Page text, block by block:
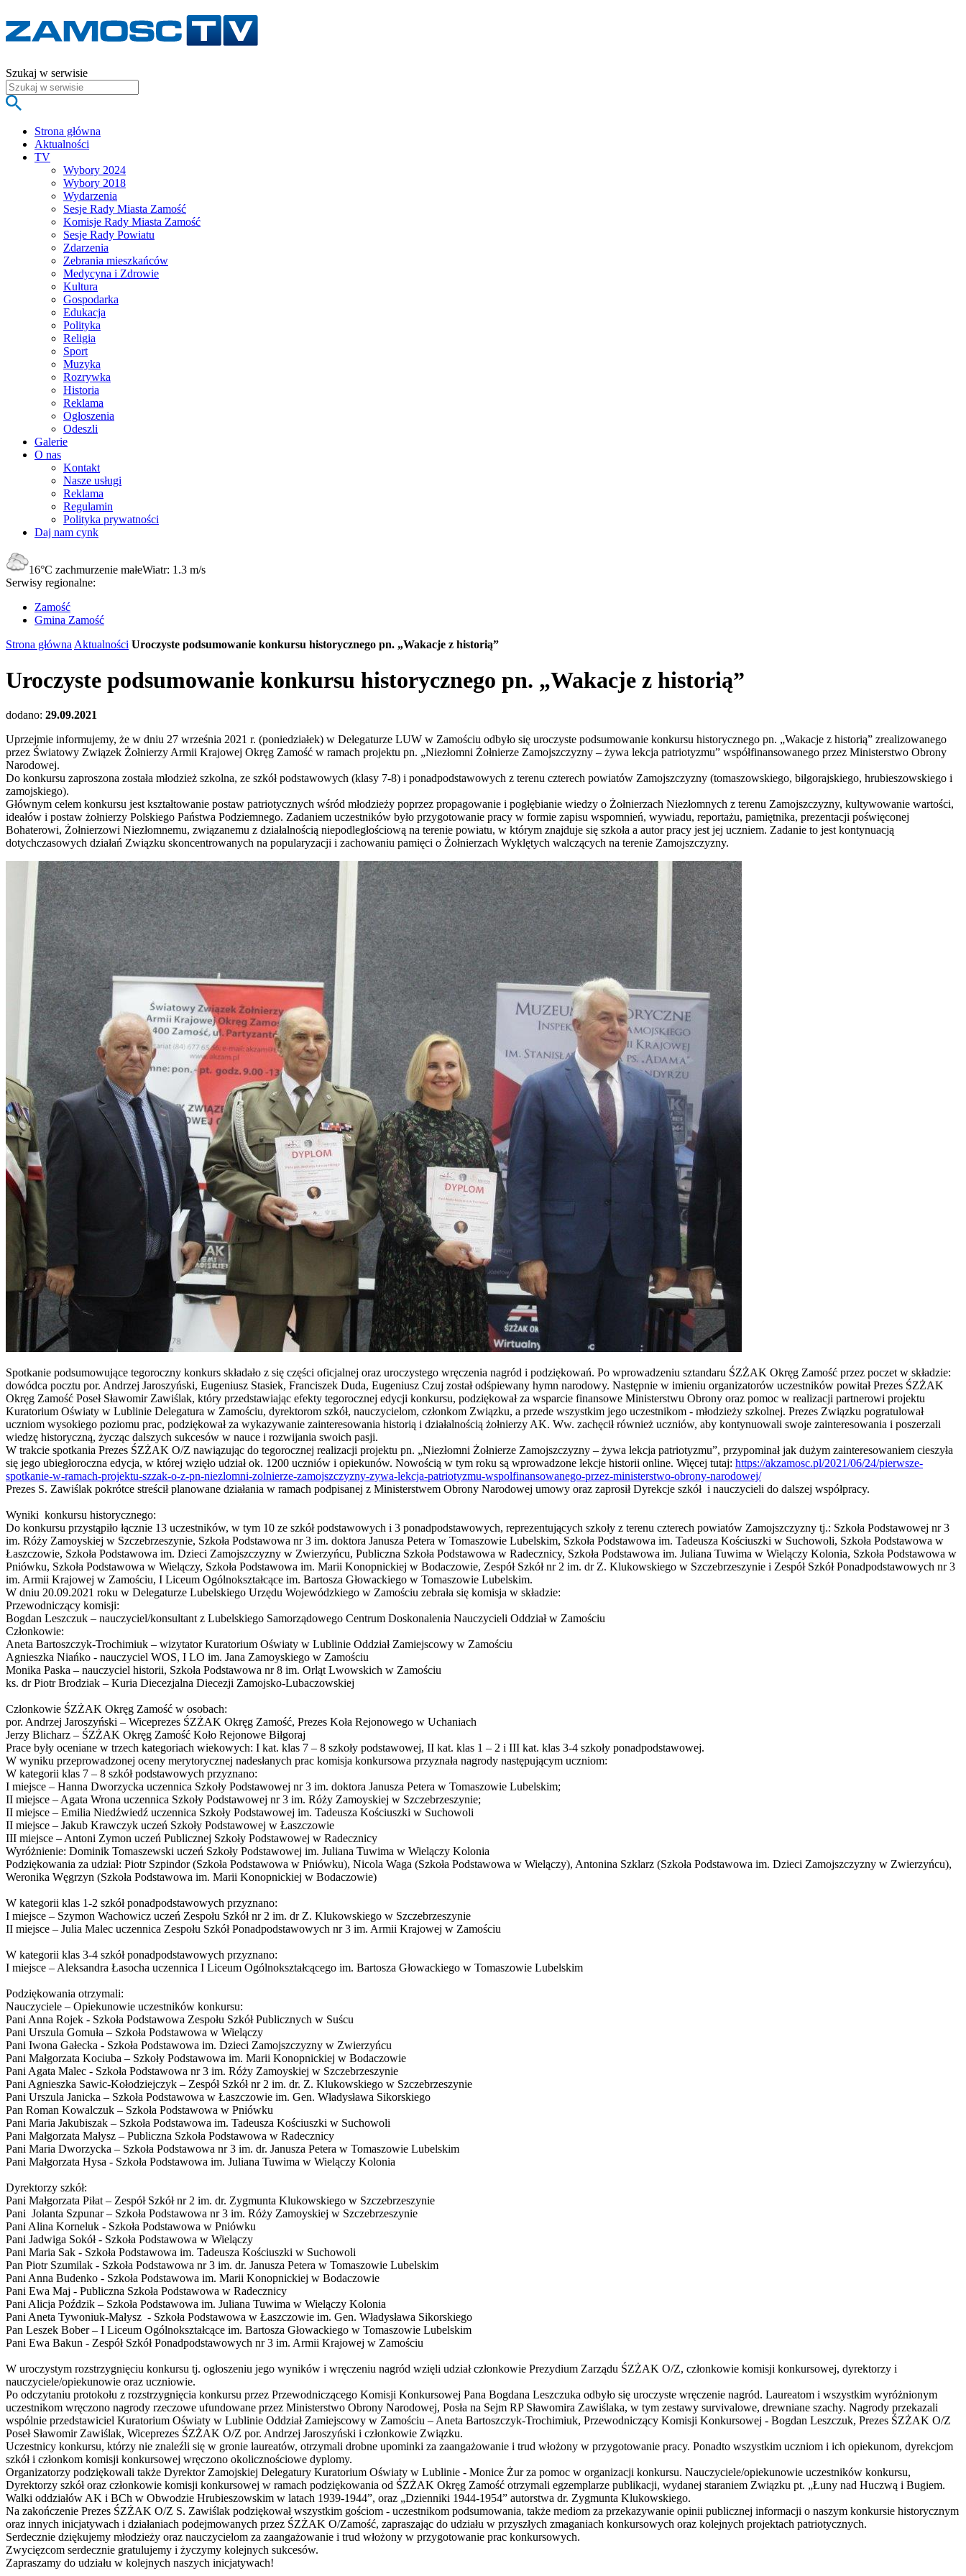
Szukaj w serwisie
Strona główna
Aktualności
TV
Wybory 2024
Wybory 2018
Wydarzenia
Sesje Rady Miasta Zamość
Komisje Rady Miasta Zamość
Sesje Rady Powiatu
Zdarzenia
Zebrania mieszkańców
Medycyna i Zdrowie
Kultura
Gospodarka
Edukacja
Polityka
Religia
Sport
Muzyka
Rozrywka
Historia
Reklama
Ogłoszenia
Odeszli
Galerie
O nas
Kontakt
Nasze usługi
Reklama
Regulamin
Polityka prywatności
Daj nam cynk
16°C zachmurzenie małeWiatr: 1.3 m/s
Serwisy regionalne:
Zamość
Gmina Zamość
Strona główna Aktualności Uroczyste podsumowanie konkursu historycznego pn. „Wakacje z historią”
Uroczyste podsumowanie konkursu historycznego pn. „Wakacje z historią”
dodano: 29.09.2021
Uprzejmie informujemy, że w dniu 27 września 2021 r. (poniedziałek) w Delegaturze LUW w Zamościu odbyło się uroczyste podsumowanie konkursu historycznego pn. „Wakacje z historią” zrealizowanego
przez Światowy Związek Żołnierzy Armii Krajowej Okręg Zamość w ramach projektu pn. „Niezłomni Żołnierze Zamojszczyzny – żywa lekcja patriotyzmu” współfinansowanego przez Ministerstwo Obrony
Narodowej.
Do konkursu zaproszona została młodzież szkolna, ze szkół podstawowych (klasy 7-8) i ponadpodstawowych z terenu czterech powiatów Zamojszczyzny (tomaszowskiego, biłgorajskiego, hrubieszowskiego i
zamojskiego).
Głównym celem konkursu jest kształtowanie postaw patriotycznych wśród młodzieży poprzez propagowanie i pogłębianie wiedzy o Żołnierzach Niezłomnych z terenu Zamojszczyzny, kultywowanie wartości,
ideałów i postaw żołnierzy Polskiego Państwa Podziemnego. Zadaniem uczestników było przygotowanie pracy w formie zapisu wspomnień, wywiadu, reportażu, pamiętnika, prezentacji poświęconej
Bohaterowi, Żołnierzowi Niezłomnemu, związanemu z działalnością niepodległościową na terenie powiatu, w którym znajduje się szkoła a autor pracy jest jej uczniem. Zadanie to jest kontynuacją
dotychczasowych działań Związku skoncentrowanych na popularyzacji i zachowaniu pamięci o Żołnierzach Wyklętych walczących na terenie Zamojszczyzny.
Spotkanie podsumowujące tegoroczny konkurs składało z się części oficjalnej oraz uroczystego wręczenia nagród i podziękowań. Po wprowadzeniu sztandaru ŚZŻAK Okręg Zamość przez poczet w składzie:
dowódca pocztu por. Andrzej Jaroszyński, Eugeniusz Stasiek, Franciszek Duda, Eugeniusz Czuj został odśpiewany hymn narodowy. Następnie w imieniu organizatorów uczestników powitał Prezes ŚZŻAK
Okręg Zamość Poseł Sławomir Zawiślak, który przedstawiając efekty tegorocznej edycji konkursu, podziękował za wsparcie finansowe Ministerstwu Obrony oraz pomoc w realizacji partnerowi projektu
Kuratorium Oświaty w Lublinie Delegatura w Zamościu, dyrektorom szkół, nauczycielom, członkom Związku, a przede wszystkim jego uczestnikom - młodzieży szkolnej. Prezes Związku pogratulował
uczniom wysokiego poziomu prac, podziękował za wykazywanie zainteresowania historią i działalnością żołnierzy AK. Ww. zachęcił również uczniów, aby kontynuowali swoje zainteresowania i poszerzali
wiedzę historyczną, życząc dalszych sukcesów w nauce i rozwijania swoich pasji.
W trakcie spotkania Prezes ŚZŻAK O/Z nawiązując do tegorocznej realizacji projektu pn. „Niezłomni Żołnierze Zamojszczyzny – żywa lekcja patriotyzmu”, przypominał jak dużym zainteresowaniem cieszyła
się jego ubiegłoroczna edycja, w której wzięło udział ok. 1200 uczniów i opiekunów. Nowością w tym roku są wprowadzone lekcje historii online. Więcej tutaj: https://akzamosc.pl/2021/06/24/pierwsze-
spotkanie-w-ramach-projektu-szzak-o-z-pn-niezlomni-zolnierze-zamojszczyzny-zywa-lekcja-patriotyzmu-wspolfinansowanego-przez-ministerstwo-obrony-narodowej/
Prezes S. Zawiślak pokrótce streścił planowane działania w ramach podpisanej z Ministerstwem Obrony Narodowej umowy oraz zaprosił Dyrekcje szkół i nauczycieli do dalszej współpracy.
Wyniki konkursu historycznego:
Do konkursu przystąpiło łącznie 13 uczestników, w tym 10 ze szkół podstawowych i 3 ponadpodstawowych, reprezentujących szkoły z terenu czterech powiatów Zamojszczyzny tj.: Szkoła Podstawowej nr 3
im. Róży Zamoyskiej w Szczebrzeszynie, Szkoła Podstawowa nr 3 im. doktora Janusza Petera w Tomaszowie Lubelskim, Szkoła Podstawowa im. Tadeusza Kościuszki w Suchowoli, Szkoła Podstawowa w
Łaszczowie, Szkoła Podstawowa im. Dzieci Zamojszczyzny w Zwierzyńcu, Publiczna Szkoła Podstawowa w Radecznicy, Szkoła Podstawowa im. Juliana Tuwima w Wielączy Kolonia, Szkoła Podstawowa w
Pniówku, Szkoła Podstawowa w Wielączy, Szkoła Podstawowa im. Marii Konopnickiej w Bodaczowie, Zespół Szkół nr 2 im. dr Z. Klukowskiego w Szczebrzeszynie i Zespół Szkół Ponadpodstawowych nr 3
im. Armii Krajowej w Zamościu, I Liceum Ogólnokształcące im. Bartosza Głowackiego w Tomaszowie Lubelskim.
W dniu 20.09.2021 roku w Delegaturze Lubelskiego Urzędu Wojewódzkiego w Zamościu zebrała się komisja w składzie:
Przewodniczący komisji:
Bogdan Leszczuk – nauczyciel/konsultant z Lubelskiego Samorządowego Centrum Doskonalenia Nauczycieli Oddział w Zamościu
Członkowie:
Aneta Bartoszczyk-Trochimiuk – wizytator Kuratorium Oświaty w Lublinie Oddział Zamiejscowy w Zamościu
Agnieszka Niańko - nauczyciel WOS, I LO im. Jana Zamoyskiego w Zamościu
Monika Paska – nauczyciel historii, Szkoła Podstawowa nr 8 im. Orląt Lwowskich w Zamościu
ks. dr Piotr Brodziak – Kuria Diecezjalna Diecezji Zamojsko-Lubaczowskiej
Członkowie ŚZŻAK Okręg Zamość w osobach:
por. Andrzej Jaroszyński – Wiceprezes ŚZŻAK Okręg Zamość, Prezes Koła Rejonowego w Uchaniach
Jerzy Blicharz – ŚZŻAK Okręg Zamość Koło Rejonowe Biłgoraj
Prace były oceniane w trzech kategoriach wiekowych: I kat. klas 7 – 8 szkoły podstawowej, II kat. klas 1 – 2 i III kat. klas 3-4 szkoły ponadpodstawowej.
W wyniku przeprowadzonej oceny merytorycznej nadesłanych prac komisja konkursowa przyznała nagrody następującym uczniom:
W kategorii klas 7 – 8 szkół podstawowych przyznano:
I miejsce – Hanna Dworzycka uczennica Szkoły Podstawowej nr 3 im. doktora Janusza Petera w Tomaszowie Lubelskim;
II miejsce – Agata Wrona uczennica Szkoły Podstawowej nr 3 im. Róży Zamoyskiej w Szczebrzeszynie;
II miejsce – Emilia Niedźwiedź uczennica Szkoły Podstawowej im. Tadeusza Kościuszki w Suchowoli
II miejsce – Jakub Krawczyk uczeń Szkoły Podstawowej w Łaszczowie
III miejsce – Antoni Zymon uczeń Publicznej Szkoły Podstawowej w Radecznicy
Wyróżnienie: Dominik Tomaszewski uczeń Szkoły Podstawowej im. Juliana Tuwima w Wielączy Kolonia
Podziękowania za udział: Piotr Szpindor (Szkoła Podstawowa w Pniówku), Nicola Waga (Szkoła Podstawowa w Wielączy), Antonina Szklarz (Szkoła Podstawowa im. Dzieci Zamojszczyzny w Zwierzyńcu),
Weronika Węgrzyn (Szkoła Podstawowa im. Marii Konopnickiej w Bodaczowie)
W kategorii klas 1-2 szkół ponadpodstawowych przyznano:
I miejsce – Szymon Wachowicz uczeń Zespołu Szkół nr 2 im. dr Z. Klukowskiego w Szczebrzeszynie
II miejsce – Julia Malec uczennica Zespołu Szkół Ponadpodstawowych nr 3 im. Armii Krajowej w Zamościu
W kategorii klas 3-4 szkół ponadpodstawowych przyznano:
I miejsce – Aleksandra Łasocha uczennica I Liceum Ogólnokształcącego im. Bartosza Głowackiego w Tomaszowie Lubelskim
Podziękowania otrzymali:
Nauczyciele – Opiekunowie uczestników konkursu:
Pani Anna Rojek - Szkoła Podstawowa Zespołu Szkół Publicznych w Suścu
Pani Urszula Gomuła – Szkoła Podstawowa w Wielączy
Pani Iwona Gałecka - Szkoła Podstawowa im. Dzieci Zamojszczyzny w Zwierzyńcu
Pani Małgorzata Kociuba – Szkoły Podstawowa im. Marii Konopnickiej w Bodaczowie
Pani Agata Malec - Szkoła Podstawowa nr 3 im. Róży Zamoyskiej w Szczebrzeszynie
Pani Agnieszka Sawic-Kołodziejczyk – Zespół Szkół nr 2 im. dr. Z. Klukowskiego w Szczebrzeszynie
Pani Urszula Janicka – Szkoła Podstawowa w Łaszczowie im. Gen. Władysława Sikorskiego
Pan Roman Kowalczuk – Szkoła Podstawowa w Pniówku
Pani Maria Jakubiszak – Szkoła Podstawowa im. Tadeusza Kościuszki w Suchowoli
Pani Małgorzata Małysz – Publiczna Szkoła Podstawowa w Radecznicy
Pani Maria Dworzycka – Szkoła Podstawowa nr 3 im. dr. Janusza Petera w Tomaszowie Lubelskim
Pani Małgorzata Hysa - Szkoła Podstawowa im. Juliana Tuwima w Wielączy Kolonia
Dyrektorzy szkół:
Pani Małgorzata Piłat – Zespół Szkół nr 2 im. dr. Zygmunta Klukowskiego w Szczebrzeszynie
Pani Jolanta Szpunar – Szkoła Podstawowa nr 3 im. Róży Zamoyskiej w Szczebrzeszynie
Pani Alina Korneluk - Szkoła Podstawowa w Pniówku
Pani Jadwiga Sokół - Szkoła Podstawowa w Wielączy
Pani Maria Sak - Szkoła Podstawowa im. Tadeusza Kościuszki w Suchowoli
Pan Piotr Szumilak - Szkoła Podstawowa nr 3 im. dr. Janusza Petera w Tomaszowie Lubelskim
Pani Anna Budenko - Szkoła Podstawowa im. Marii Konopnickiej w Bodaczowie
Pani Ewa Maj - Publiczna Szkoła Podstawowa w Radecznicy
Pani Alicja Poździk – Szkoła Podstawowa im. Juliana Tuwima w Wielączy Kolonia
Pani Aneta Tywoniuk-Małysz - Szkoła Podstawowa w Łaszczowie im. Gen. Władysława Sikorskiego
Pan Leszek Bober – I Liceum Ogólnokształcące im. Bartosza Głowackiego w Tomaszowie Lubelskim
Pani Ewa Bakun - Zespół Szkół Ponadpodstawowych nr 3 im. Armii Krajowej w Zamościu
W uroczystym rozstrzygnięciu konkursu tj. ogłoszeniu jego wyników i wręczeniu nagród wzięli udział członkowie Prezydium Zarządu ŚZŻAK O/Z, członkowie komisji konkursowej, dyrektorzy i
nauczyciele/opiekunowie oraz uczniowie.
Po odczytaniu protokołu z rozstrzygnięcia konkursu przez Przewodniczącego Komisji Konkursowej Pana Bogdana Leszczuka odbyło się uroczyste wręczenie nagród. Laureatom i wszystkim wyróżnionym
uczestnikom wręczono nagrody rzeczowe ufundowane przez Ministerstwo Obrony Narodowej, Posła na Sejm RP Sławomira Zawiślaka, w tym zestawy survivalowe, drewniane szachy. Nagrody przekazali
wspólnie przedstawiciel Kuratorium Oświaty w Lublinie Oddział Zamiejscowy w Zamościu – Aneta Bartoszczyk-Trochimiuk, Przewodniczący Komisji Konkursowej - Bogdan Leszczuk, Prezes ŚZŻAK O/Z
Poseł Sławomir Zawiślak, Wiceprezes ŚZŻAK O/Z por. Andrzej Jaroszyński i członkowie Związku.
Uczestnicy konkursu, którzy nie znaleźli się w gronie laureatów, otrzymali drobne upominki za zaangażowanie i trud włożony w przygotowanie pracy. Ponadto wszystkim uczniom i ich opiekunom, dyrekcjom
szkół i członkom komisji konkursowej wręczono okolicznościowe dyplomy.
Organizatorzy podziękowali także Dyrektor Zamojskiej Delegatury Kuratorium Oświaty w Lublinie - Monice Żur za pomoc w organizacji konkursu. Nauczyciele/opiekunowie uczestników konkursu,
Dyrektorzy szkół oraz członkowie komisji konkursowej w ramach podziękowania od ŚZŻAK Okręg Zamość otrzymali egzemplarze publikacji, wydanej staraniem Związku pt. „Łuny nad Huczwą i Bugiem.
Walki oddziałów AK i BCh w Obwodzie Hrubieszowskim w latach 1939-1944”, oraz „Dzienniki 1944-1954” autorstwa dr. Zygmunta Klukowskiego.
Na zakończenie Prezes ŚZŻAK O/Z S. Zawiślak podziękował wszystkim gościom - uczestnikom podsumowania, także mediom za przekazywanie opinii publicznej informacji o naszym konkursie historycznym
oraz innych inicjatywach i działaniach podejmowanych przez ŚZŻAK O/Zamość, zapraszając do udziału w przyszłych zmaganiach konkursowych oraz kolejnych projektach patriotycznych.
Serdecznie dziękujemy młodzieży oraz nauczycielom za zaangażowanie i trud włożony w przygotowanie prac konkursowych.
Zwycięzcom serdecznie gratulujemy i życzymy kolejnych sukcesów.
Zapraszamy do udziału w kolejnych naszych inicjatywach!